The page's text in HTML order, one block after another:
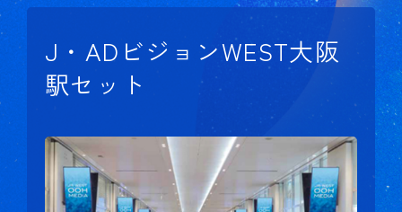
J・ADビジョンWEST大阪
駅セット